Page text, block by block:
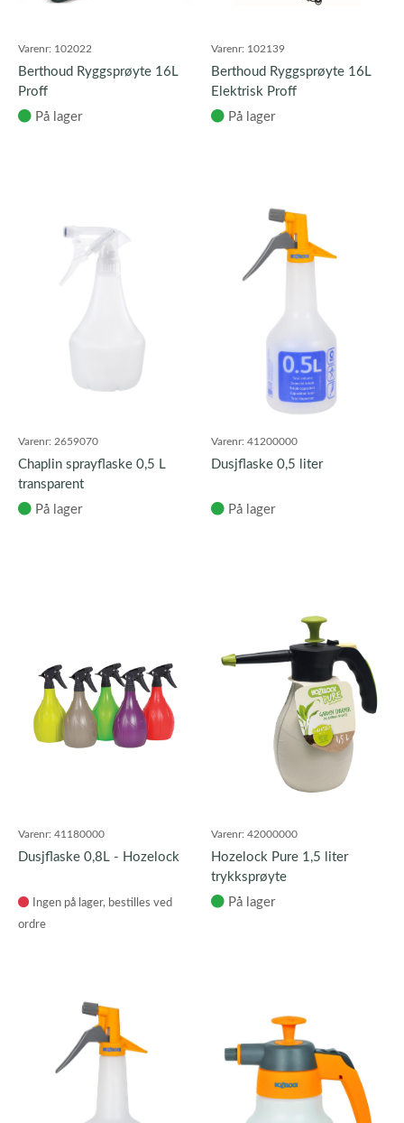
Varenr: 102022
Berthoud Ryggsprøyte 16L
Proff
På lager
Varenr: 102139
Berthoud Ryggsprøyte 16L
Elektrisk Proff
På lager
Varenr: 2659070
Chaplin sprayflaske 0,5 L
transparent
På lager
Varenr: 41200000
Dusjflaske 0,5 liter
På lager
Varenr: 41180000
Dusjflaske 0,8L - Hozelock
Varenr: 42000000
Hozelock Pure 1,5 liter
trykksprøyte
På lager